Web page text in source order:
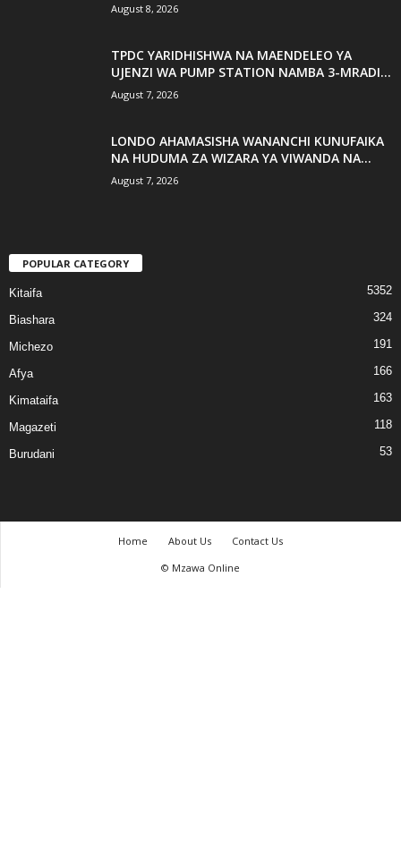
August 8, 2026
TPDC YARIDHISHWA NA MAENDELEO YA
UJENZI WA PUMP STATION NAMBA 3-MRADI...
August 7, 2026
LONDO AHAMASISHA WANANCHI KUNUFAIKA
NA HUDUMA ZA WIZARA YA VIWANDA NA...
August 7, 2026
POPULAR CATEGORY
Kitaifa 5352
Biashara 324
Michezo 191
Afya 166
Kimataifa 163
Magazeti 118
Burudani 53
Home About Us
Contact Us
© Mzawa Online